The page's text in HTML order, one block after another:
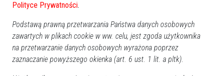
Prod. USA 2026, fantasy/akcja, 120 min
Johnny Cage dołącza do legendarnych wojowników
Polityce Prywatności.
Podstawą prawną przetwarzania Państwa danych osobowych
zawartych w plikach cookie w ww. celu, jest zgoda użytkownika
na przetwarzanie danych osobowych wyrażona poprzez
zaznaczanie powyższego okienka (art. 6 ust. 1 lit. a pltk).